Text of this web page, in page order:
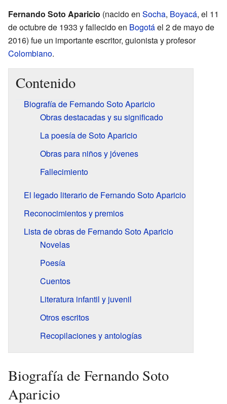
Fernando Soto Aparicio (nacido en Socha, Boyacá, el 11
de octubre de 1933 y fallecido en Bogotáel 2 de mayo de
2016) fue un importante escritor, guionista y profesor
Colombiano.
Contenido
Biografía de Fernando Soto Aparicio
Obras destacadas y su significado
La poesía de Soto Aparicio
Obras para niños y jóvenes
Fallecimiento
El legado literario de Fernando Soto Aparicio
Reconocimientos y premios
Lista de obras de Fernando Soto Aparicio
Novelas
Poesía
Cuentos
Literatura infantil y juvenil
Otros escritos
Recopilaciones y antologías
Biografía de Fernando Soto
Aparicio